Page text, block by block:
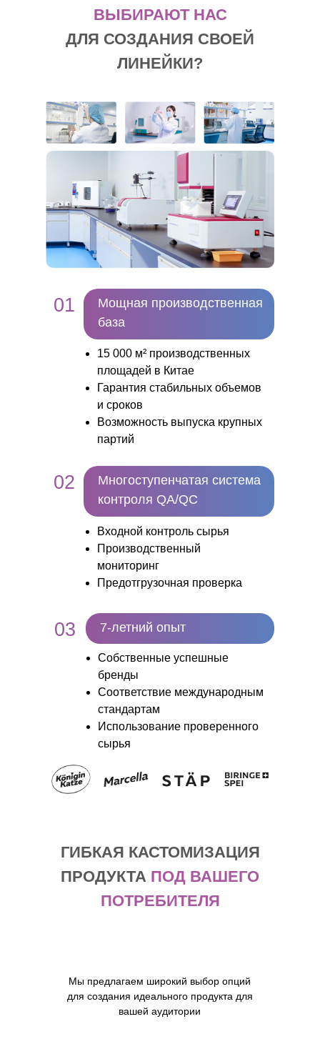
ВЫБИРАЮТ НАС
ДЛЯ СОЗДАНИЯ СВОЕЙ
ЛИНЕЙКИ?
01
Мощная производственная
база
15 000 м² производственных
площадей в Китае
Гарантия стабильных объемов
и сроков
Возможность выпуска крупных
партий
02
Многоступенчатая система
контроля QA/QC
Входной контроль сырья
Производственный
мониторинг
Предотгрузочная проверка
03 7-летний опыт
Собственные успешные
бренды
Соответствие международным
стандартам
Использование проверенного
сырья
ГИБКАЯ КАСТОМИЗАЦИЯ
ПРОДУКТА ПОД ВАШЕГО
ПОТРЕБИТЕЛЯ
Мы предлагаем широкий выбор опций
для создания идеального продукта для
вашей аудитории